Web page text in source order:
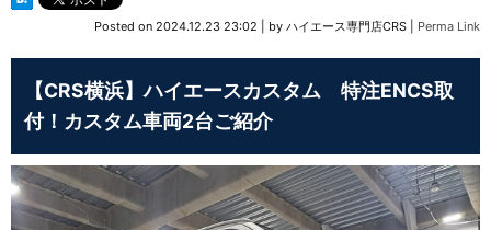
Posted on 2024.12.23 23:02 by ハイエース専門店CRS Perma Link
【CRS横浜】ハイエースカスタム 特注ENCS取
付！カスタム車両2台ご紹介